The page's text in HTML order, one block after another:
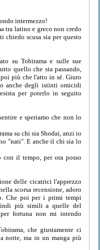
intermezzo!
tra latino e greco non credo
scusa sia per questo
su Tobirama e sulle sue
quello che sta passando,
più che l'atto in sé. Giuro
anche degli istinti omicidi
per poterlo in seguito
e speriamo che non lo
su chi sia Shodai, anzi io
"nati". E anche il chi sia lo
il tempo, per ora posso
delle cicatrici l'apprezzo
scorsa recensione, adoro
Che poi per i primi tempi
più simili a quelle del
fortuna non mi intendo
che giustamente ci
notte, ma in un manga più